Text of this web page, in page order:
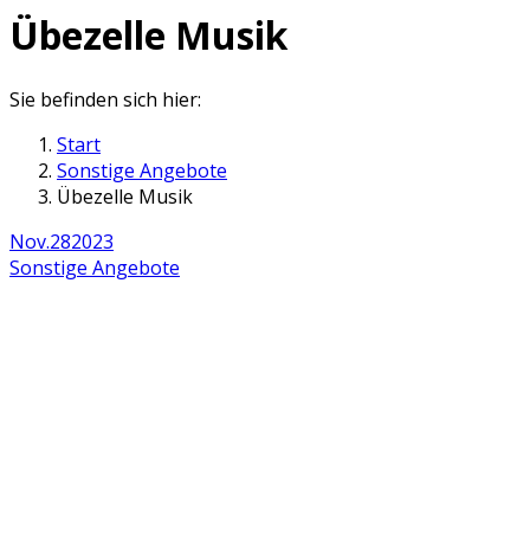
Übezelle Musik
Sie befinden sich hier:
Start
Sonstige Angebote
Übezelle Musik
Nov.282023
Sonstige Angebote